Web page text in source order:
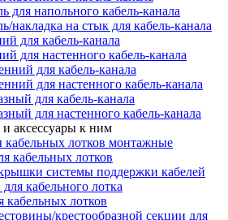
для напольного кабель-канала
накладка на стык для кабель-канала
для кабель-канала
для настенного кабель-канала
для кабель-канала
для настенного кабель-канала
для кабель-канала
для настенного кабель-канала
аксессуары к ним
кабельных лотков монтажные
кабельных лотков
системы поддержки кабелей
кабельного лотка
лотков
крестообразной секции для